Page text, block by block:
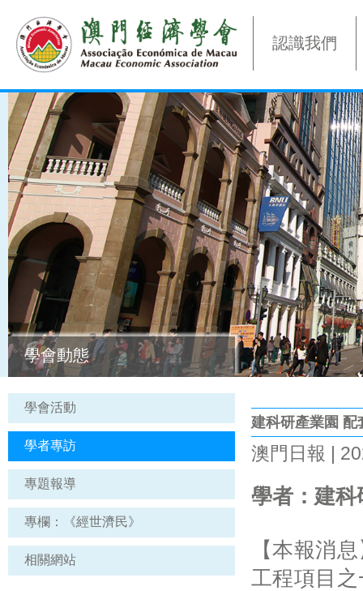
認識我們
學會動態
學會活動
學者專訪
專題報導
專欄：《經世濟民》
相關網站
建科研產業園 配
澳門日報 |
學者：建
【本報消
工程項目